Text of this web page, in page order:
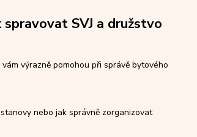
spravovat SVJ a družstvo
výrazně pomohou při správě bytového
nebo jak správně zorganizovat